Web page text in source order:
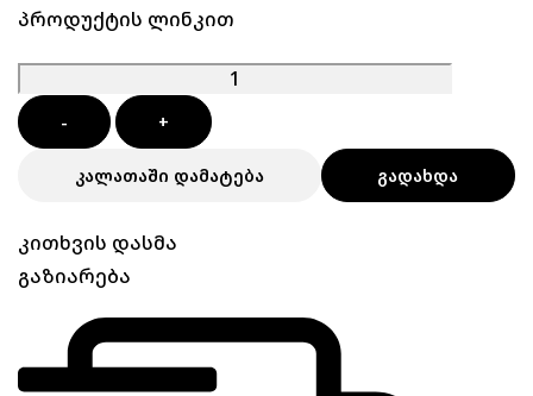
პროდუქტის ლინკით
- +
ᲙᲐᲚᲐᲗᲐᲨᲘ ᲓᲐᲛᲐᲢᲔᲑᲐ ᲒᲐᲓᲐᲮᲓᲐ
კითხვის დასმა
გაზიარება